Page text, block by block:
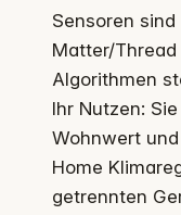
Sensoren
Matter/
Algorithmen
Ihr Nutzen:
Wohnwert
Home
getrennten